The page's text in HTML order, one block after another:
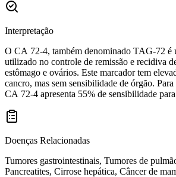
Interpretação
O CA 72-4, também denominado TAG-72 é
utilizado no controle de remissão e recidiva
estômago e ovários. Este marcador tem
cancro, mas sem sensibilidade de órgão.
CA 72-4 apresenta 55% de sensibilidade
e 63% para carcinoma mucinoso de ovário.
câncer gástrico apresentam níveis elevados
vantagem mais importante do marcador CA
outros é a respectiva especificidade de diagnóstico para doenças
benignas, que é particularmente elevada.
Doenças Relacionadas
Tumores gastrointestinais, Tumores de
Pancreatites, Cirrose hepática, Câncer de